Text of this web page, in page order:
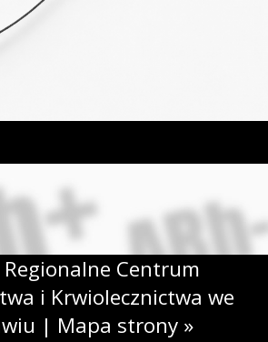
Centrum
i Krwiolecznictwa we
| Mapa strony »